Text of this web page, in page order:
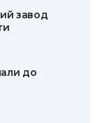
завод
до